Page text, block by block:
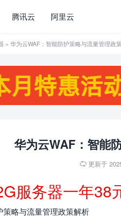
腾讯云 阿里云
» 华为云WAF：智能防护策略与流量管理政
华为云WAF：智能
 更新于
服务器一年38
略与流量管理政策解析